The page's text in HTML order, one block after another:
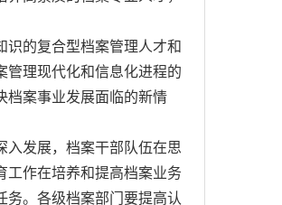
的复合型档案管理人才和
管理现代化和信息化进程的
档案事业发展面临的新情
发展，档案干部队伍在思
工作在培养和提高档案业务
务。各级档案部门要提高认